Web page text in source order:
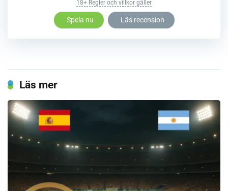
18+ Regler och villkor gäller
Spela nu Läs recension
Läs mer